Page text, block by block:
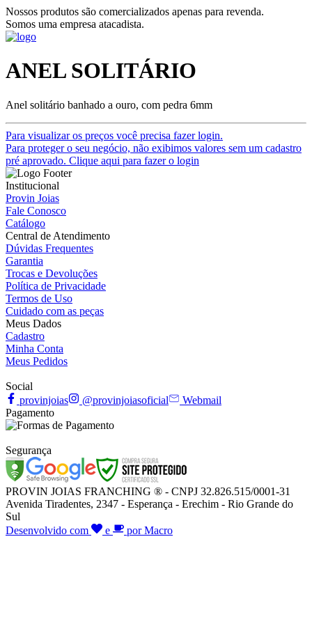
Nossos produtos são comercializados apenas para revenda.
Somos uma empresa atacadista.
ANEL SOLITÁRIO
Anel solitário banhado a ouro, com pedra 6mm
Para visualizar os preços você precisa fazer login.
Para proteger o seu negócio, não exibimos valores sem um cadastro
pré aprovado. Clique aqui para fazer o login
Institucional
Provin Joias
Fale Conosco
Catálogo
Central de Atendimento
Dúvidas Frequentes
Garantia
Trocas e Devoluções
Política de Privacidade
Termos de Uso
Cuidado com as peças
Meus Dados
Cadastro
Minha Conta
Meus Pedidos
Social
provinjoias
@provinjoiasoficial
Webmail
Pagamento
Segurança
PROVIN JOIAS FRANCHING ® - CNPJ 32.826.515/0001-31
Avenida Tiradentes, 2347 - Esperança - Erechim - Rio Grande do
Sul
Desenvolvido com
e por Macro